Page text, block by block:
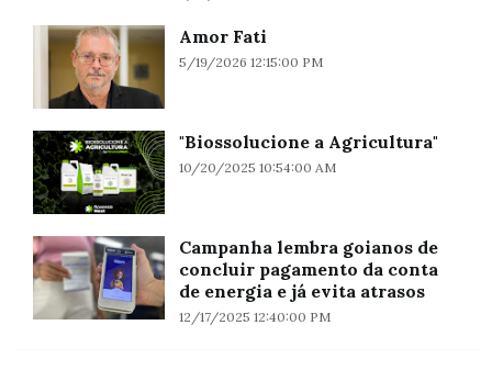
Amor Fati
5/19/2026 12:15:00 PM
"Biossolucione a Agricultura"
10/20/2025 10:54:00 AM
Campanha lembra goianos de
concluir pagamento da conta
de energia e já evita atrasos
12/17/2025 12:40:00 PM